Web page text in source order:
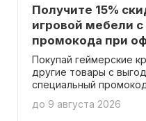
Получите 15%
игровой мебели
промокода при
Покупай геймерские
другие товары с
специальный
исключением уже
до 9 августа 2026